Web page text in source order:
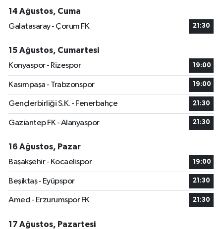
14 Ağustos, Cuma
Galatasaray - Çorum FK
21:30
15 Ağustos, Cumartesi
Konyaspor - Rizespor
19:00
Kasımpaşa - Trabzonspor 19:00
Gençlerbirliği S.K. - Fenerbahçe 21:30
Gaziantep FK - Alanyaspor 21:30
16 Ağustos, Pazar
Başakşehir - Kocaelispor
19:00
Beşiktaş - Eyüpspor 21:30
Amed - Erzurumspor FK 21:30
17 Ağustos, Pazartesi